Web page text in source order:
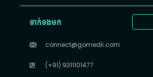
ទាក់ទងមក
connect@gomedii.com
(+91) 9311101477